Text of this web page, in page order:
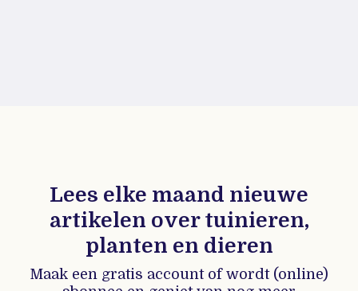
Lees elke maand nieuwe
artikelen over tuinieren,
planten en dieren
Maak een gratis account of wordt (online)